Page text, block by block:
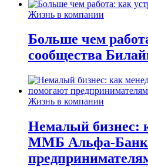
Жизнь в компании
Больше чем
сообщества
Жизнь в компании
Немалый бизнес:
ММБ Альфа-